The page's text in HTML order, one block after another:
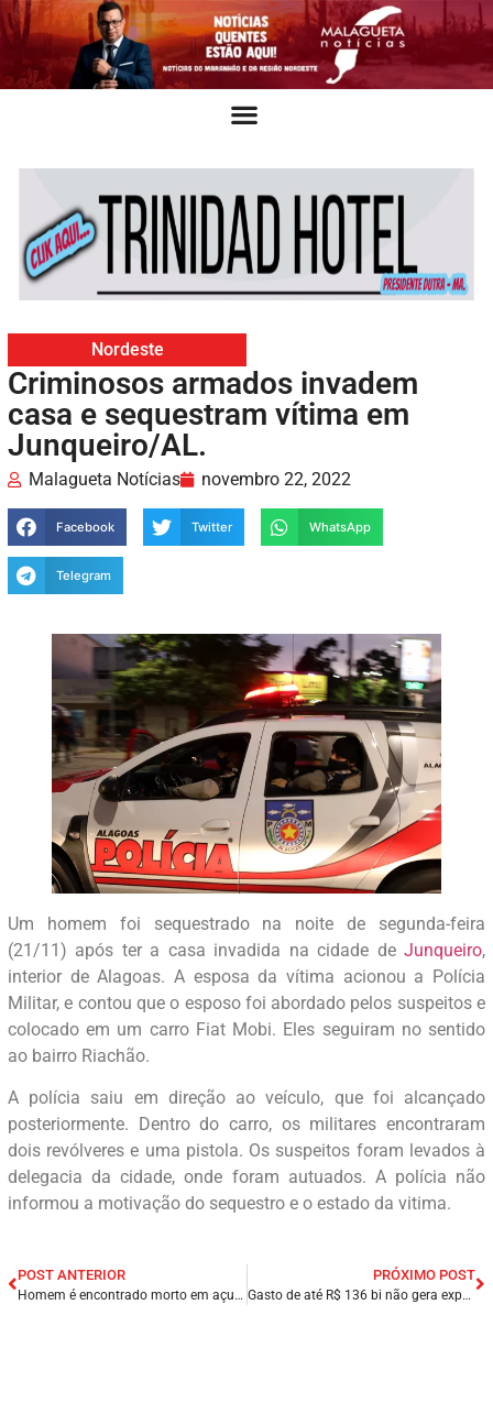
Nordeste
Criminosos armados invadem
casa e sequestram vítima em
Junqueiro/AL.
Malagueta Notícias novembro 22, 2022
Facebook Twitter WhatsApp
Telegram
Um homem foi sequestrado na noite de segunda-feira
(21/11) após ter a casa invadida na cidade de Junqueiro,
interior de Alagoas. A esposa da vítima acionou a Polícia
Militar, e contou que o esposo foi abordado pelos suspeitos e
colocado em um carro Fiat Mobi. Eles seguiram no sentido
ao bairro Riachão.
A polícia saiu em direção ao veículo, que foi alcançado
posteriormente. Dentro do carro, os militares encontraram
dois revólveres e uma pistola. Os suspeitos foram levados à
delegacia da cidade, onde foram autuados. A polícia não
informou a motivação do sequestro e o estado da vitima.
POST ANTERIOR
Homem é encontrado morto em açude na cidade de Esperança/PB; suspeita é de afogamento.
PRÓXIMO POST
Gasto de até R$ 136 bi não gera expansão fiscal, diz ex-ministro.